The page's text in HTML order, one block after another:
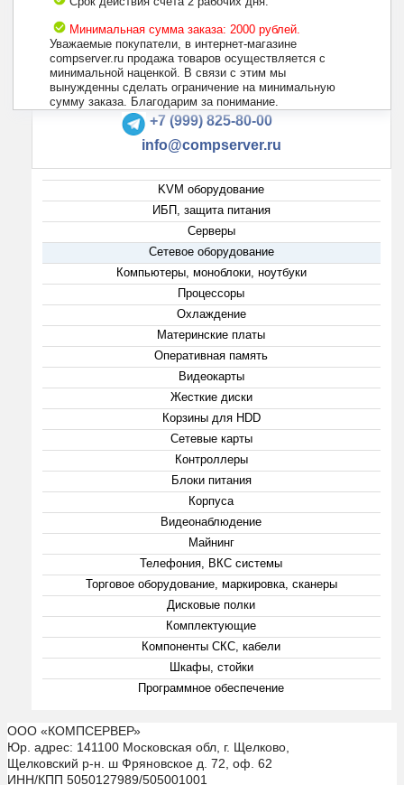
Минимальная сумма заказа: 2000 рублей.
Уважаемые покупатели, в интернет-магазине
compserver.ru продажа товаров осуществляется с
минимальной наценкой. В связи с этим мы
вынужденны сделать ограничение на минимальную
сумму заказа. Благодарим за понимание.
+7 (495) 223-13-47
+7 (999) 825-80-00
info@compserver.ru
KVM оборудование
ИБП, защита питания
Серверы
Сетевое оборудование
Компьютеры, моноблоки, ноутбуки
Процессоры
Охлаждение
Материнские платы
Оперативная память
Видеокарты
Жесткие диски
Корзины для HDD
Сетевые карты
Контроллеры
Блоки питания
Корпуса
Видеонаблюдение
Майнинг
Телефония, ВКС системы
Торговое оборудование, маркировка, сканеры
Дисковые полки
Комплектующие
Компоненты СКС, кабели
Шкафы, стойки
Программное обеспечение
ООО «КОМПСЕРВЕР»
Юр. адрес: 141100 Московская обл, г. Щелково,
Щелковский р-н. ш Фряновское д. 72, оф. 62
ИНН/КПП 5050127989/505001001